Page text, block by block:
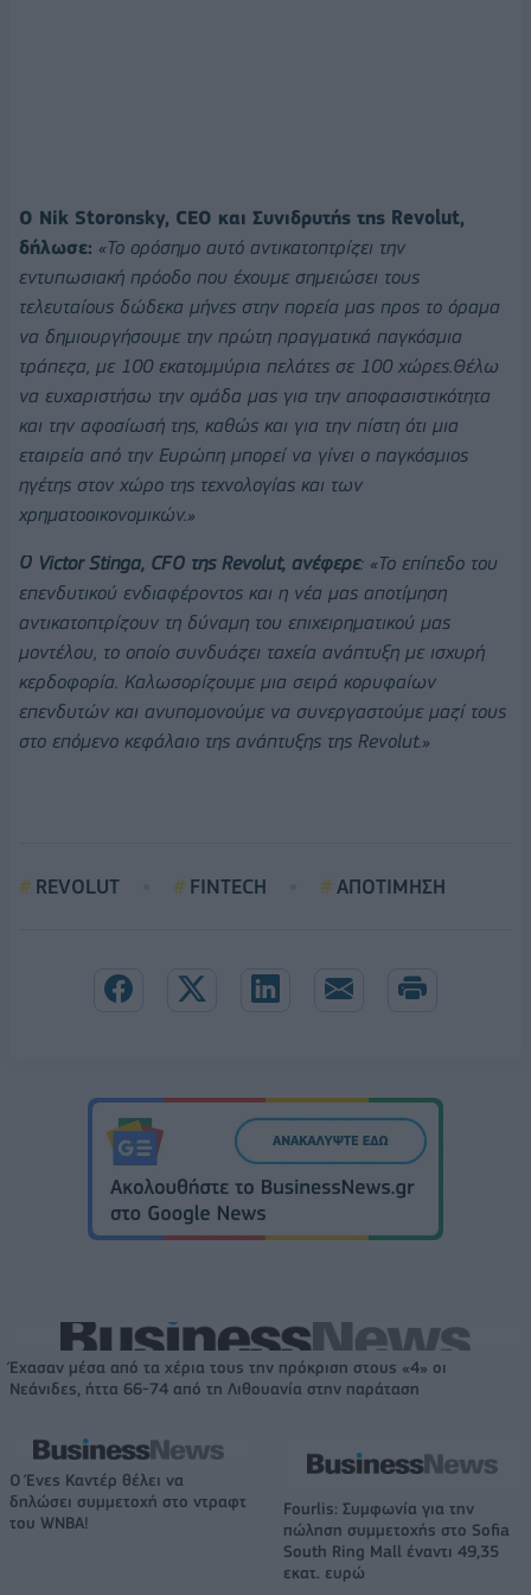
Ο Nik Storonsky, CEO και Συνιδρυτής της Revolut,
δήλωσε: «Το ορόσημο αυτό αντικατοπτρίζει την
εντυπωσιακή πρόοδο που έχουμε σημειώσει τους
τελευταίους δώδεκα μήνες στην πορεία μας προς το όραμα
να δημιουργήσουμε την πρώτη πραγματικά παγκόσμια
τράπεζα, με 100 εκατομμύρια πελάτες σε 100 χώρες.Θέλω
να ευχαριστήσω την ομάδα μας για την αποφασιστικότητα
και την αφοσίωσή της, καθώς και για την πίστη ότι μια
εταιρεία από την Ευρώπη μπορεί να γίνει ο παγκόσμιος
ηγέτης στον χώρο της τεχνολογίας και των
χρηματοοικονομικών.»
Ο Victor Stinga, CFO της Revolut, ανέφερε: «Το επίπεδο του
επενδυτικού ενδιαφέροντος και η νέα μας αποτίμηση
αντικατοπτρίζουν τη δύναμη του επιχειρηματικού μας
μοντέλου, το οποίο συνδυάζει ταχεία ανάπτυξη με ισχυρή
κερδοφορία. Καλωσορίζουμε μια σειρά κορυφαίων
επενδυτών και ανυπομονούμε να συνεργαστούμε μαζί τους
στο επόμενο κεφάλαιο της ανάπτυξης της Revolut.»
REVOLUT FINTECH ΑΠΟΤΙΜΗΣΗ
Έχασαν μέσα από τα χέρια τους την πρόκριση στους «4» οι
Νεάνιδες, ήττα 66-74 από τη Λιθουανία στην παράταση
Ο Ένες Καντέρ θέλει να
δηλώσει συμμετοχή στο ντραφτ
του WNBA!
Fourlis: Συμφωνία για την
πώληση συμμετοχής στο Sofia
South Ring Mall έναντι 49,35
εκατ. ευρώ